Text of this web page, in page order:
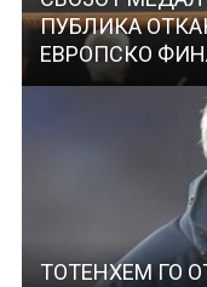
ПУБЛИКА
ЕВРОПСКО
ТОТЕНХЕМ ГО